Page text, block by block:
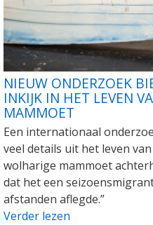
NIEUW ONDERZOEK
INKIJK IN HET LEVEN
MAMMOET
Een internationaal
veel details uit het leven
wolharige mammoet
dat het een
afstanden aflegde.”
Verder lezen